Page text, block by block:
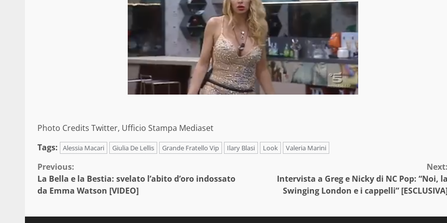
Photo Credits Twitter, Ufficio Stampa Mediaset
Tags:
Alessia Macari Giulia De Lellis Grande Fratello Vip Ilary Blasi Look Valeria Marini
Continue
Reading
Previous:
La Bella e la Bestia: svelato l’abito d’oro indossato
da Emma Watson [VIDEO]
Next:
Intervista a Greg e Nicky di NC Pop: “Noi, la
Swinging London e i cappelli”